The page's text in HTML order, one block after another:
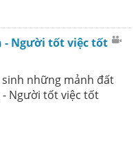
- Người tốt việc tốt
sinh những mảnh đất
- Người tốt việc tốt